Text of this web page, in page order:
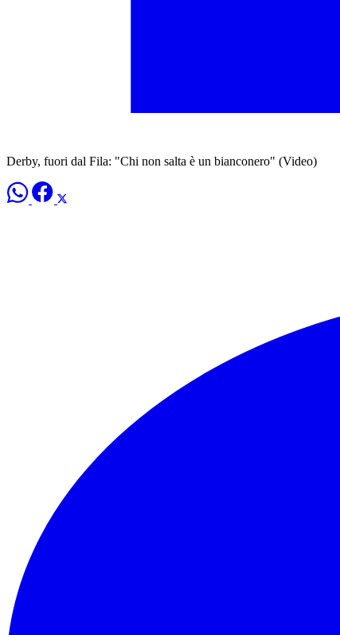
Derby, fuori dal Fila: "Chi non salta è un bianconero" (Video)